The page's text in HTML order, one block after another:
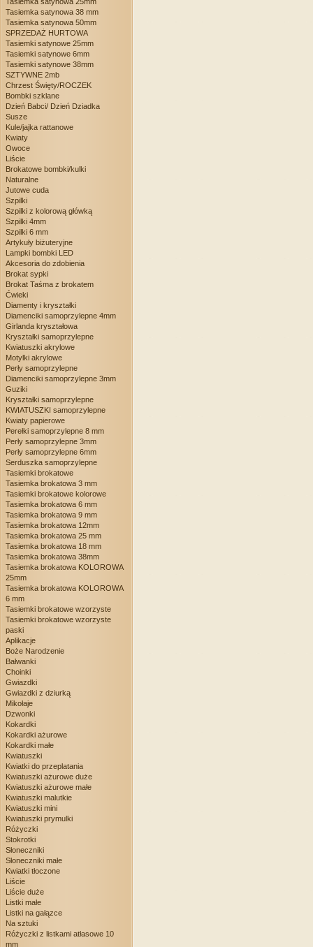
Tasiemka satynowa 38 mm
Tasiemka satynowa 50mm
SPRZEDAŻ HURTOWA
Tasiemki satynowe 25mm
Tasiemki satynowe 6mm
Tasiemki satynowe 38mm
SZTYWNE 2mb
Chrzest Święty/ROCZEK
Bombki szklane
Dzień Babci/ Dzień Dziadka
Susze
Kule/jajka rattanowe
Kwiaty
Owoce
Liście
Brokatowe bombki/kulki
Naturalne
Jutowe cuda
Szpilki
Szpilki z kolorową główką
Szpilki 4mm
Szpilki 6 mm
Artykuły biżuteryjne
Lampki bombki LED
Akcesoria do zdobienia
Brokat sypki
Brokat Taśma z brokatem
Ćwieki
Diamenty i kryształki
Diamenciki samoprzylepne 4mm
Girlanda kryształowa
Kryształki samoprzylepne
Kwiatuszki akrylowe
Motylki akrylowe
Perły samoprzylepne
Diamenciki samoprzylepne 3mm
Guziki
Kryształki samoprzylepne
KWIATUSZKI samoprzylepne
Kwiaty papierowe
Perełki samoprzylepne 8 mm
Perły samoprzylepne 3mm
Perły samoprzylepne 6mm
Serduszka samoprzylepne
Tasiemki brokatowe
Tasiemka brokatowa 3 mm
Tasiemki brokatowe kolorowe
Tasiemka brokatowa 6 mm
Tasiemka brokatowa 9 mm
Tasiemka brokatowa 12mm
Tasiemka brokatowa 25 mm
Tasiemka brokatowa 18 mm
Tasiemka brokatowa 38mm
Tasiemka brokatowa KOLOROWA
25mm
Tasiemka brokatowa KOLOROWA
6 mm
Tasiemki brokatowe wzorzyste
Tasiemki brokatowe wzorzyste
paski
Aplikacje
Boże Narodzenie
Bałwanki
Choinki
Gwiazdki
Gwiazdki z dziurką
Mikołaje
Dzwonki
Kokardki
Kokardki ażurowe
Kokardki małe
Kwiatuszki
Kwiatki do przeplatania
Kwiatuszki ażurowe duże
Kwiatuszki ażurowe małe
Kwiatuszki malutkie
Kwiatuszki mini
Kwiatuszki prymulki
Różyczki
Stokrotki
Słoneczniki
Słoneczniki małe
Kwiatki tłoczone
Liście
Liście duże
Listki małe
Listki na gałązce
Na sztuki
Różyczki z listkami atłasowe 10
mm